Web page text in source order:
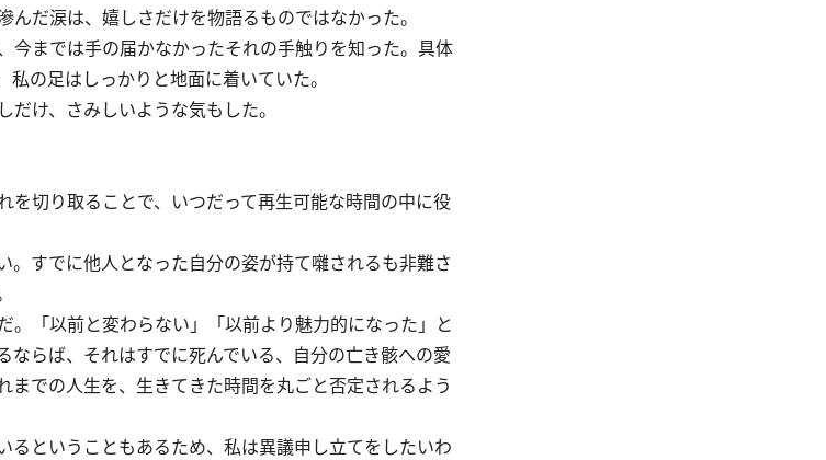
だ涙は、嬉しさだけを物語るものではなかった。
までは手の届かなかったそれの手触りを知った。具体
の足はしっかりと地面に着いていた。
け、さみしいような気もした。
切り取ることで、いつだって再生可能な時間の中に役
すでに他人となった自分の姿が持て囃されるも非難さ
「以前と変わらない」「以前より魅力的になった」と
らば、それはすでに死んでいる、自分の亡き骸への愛
での人生を、生きてきた時間を丸ごと否定されるよう
ということもあるため、私は異議申し立てをしたいわ